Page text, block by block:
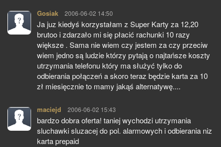
Gosiak pisze:
2006-06-02 14:50
Ja juz kiedyś korzystałam z Super Karty za 12,20
brutoo i zdarzało mi się płacić rachunki 10 razy
większe . Sama nie wiem czy jestem za czy przeciw
wiem jedno są ludzie którzy pytają o najtańsze koszty
utrzymania telefonu który ma służyć tylko do
odbierania połączeń a skoro teraz będzie karta za 10
zł miesięcznie to mamy jakąś alternatywę....
maciejd pisze:
2006-06-02 15:43
bardzo dobra oferta! taniej wychodzi utrzymania
sluchawki sluzacej do pol. alarmowych i odbierania niz
karta prepaid